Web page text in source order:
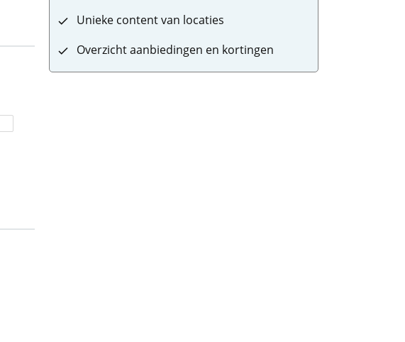
Unieke content van locaties
Overzicht aanbiedingen en kortingen